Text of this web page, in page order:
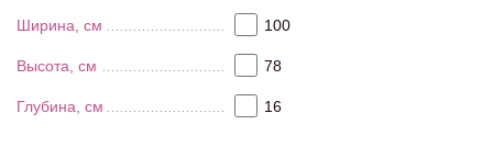
Ширина, см 100
Высота, см 78
Глубина, см 16